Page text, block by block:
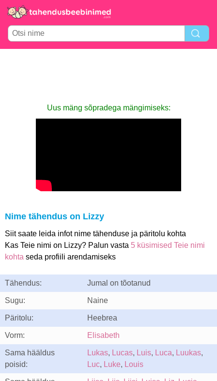
Uus mäng sõpradega mängimiseks:
Nime tähendus on Lizzy
Siit saate leida infot nime tähenduse ja päritolu kohta
Kas Teie nimi on Lizzy? Palun vasta 5 küsimised Teie nimi
kohta seda profiili arendamiseks
Tähendus: Jumal on tõotanud
Sugu: Naine
Päritolu: Heebrea
Vorm: Elisabeth
Sama hääldus
poisid:
Lukas, Lucas, Luis, Luca, Luukas,
Luc, Luke, Louis